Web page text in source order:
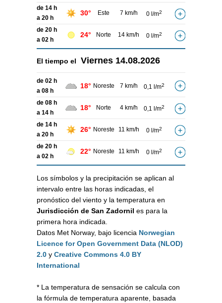
de 14 h
a 20 h
30° Este 7 km/h 0 l/m2
de 20 h
a 02 h
24° Norte 14 km/h 0 l/m2
El tiempo el Viernes 14.08.2026
de 02 h
a 08 h
18° Noreste 7 km/h 0,1 l/m2
de 08 h
a 14 h
18° Norte 4 km/h 0,1 l/m2
de 14 h
a 20 h
26° Noreste 11 km/h 0 l/m2
de 20 h
a 02 h
22° Noreste 11 km/h 0 l/m2
Los símbolos y la precipitación se aplican al
intervalo entre las horas indicadas, el
pronóstico del viento y la temperatura en
Jurisdicción de San Zadornil es para la
primera hora indicada.
Datos Met Norway, bajo licencia Norwegian
Licence for Open Government Data (NLOD)
2.0 y Creative Commons 4.0 BY
International
* La temperatura de sensación se calcula con
la fórmula de temperatura aparente, basada